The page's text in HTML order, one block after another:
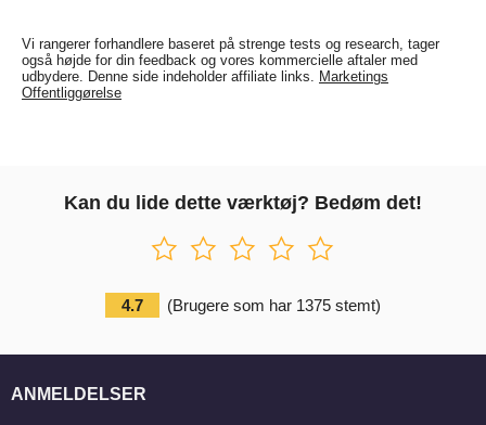
Vi rangerer forhandlere baseret på strenge tests og research, tager
også højde for din feedback og vores kommercielle aftaler med
udbydere. Denne side indeholder affiliate links.
Marketings
Offentliggørelse
Kan du lide dette værktøj? Bedøm det!
4.7 (Brugere som har 1375 stemt)
ANMELDELSER